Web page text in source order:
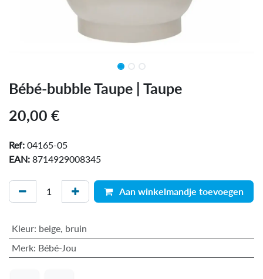
Bébé-bubble Taupe | Taupe
20,00 €
Ref: 04165-05
EAN: 8714929008345
Aan winkelmandje toevoegen
Kleur: beige, bruin
Merk: Bébé-Jou